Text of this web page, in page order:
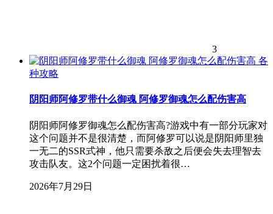
3
各
种攻略
阴阳师阿修罗带什么御魂 阿修罗御魂怎么配伤害高
阴阳师阿修罗御魂怎么配伤害高?游戏中有一部分玩家对
这个问题并不是很清楚，而阿修罗可以说是阴阳师里独
一无二的SSR式神，他只需要杀敌之后便会失去理智去
攻击队友。这2个问题一定困扰着很…
2026年7月29日